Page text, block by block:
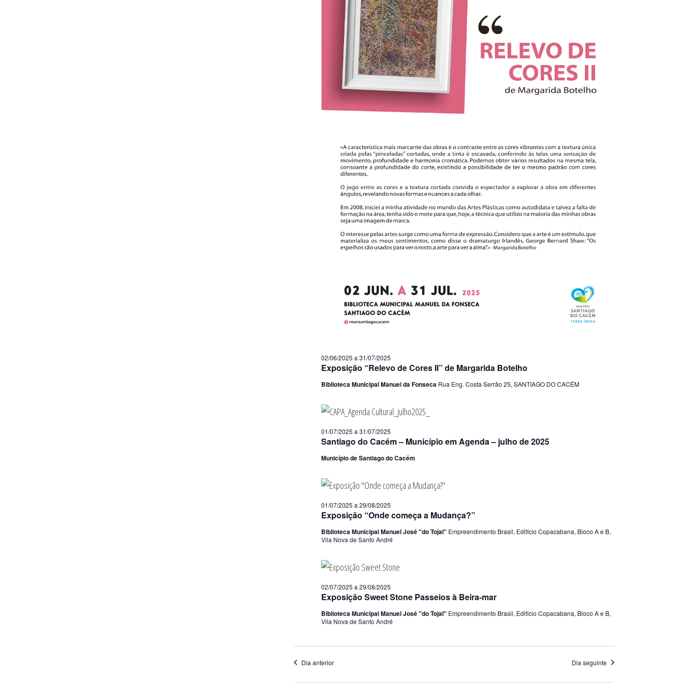
Exposição “Relevo de Cores II” de Margarida Botelho
02/06/2025 a 31/07/2025
Biblioteca Municipal Manuel da Fonseca Rua Eng. Costa Serrão 25, SANTIAGO DO CACÉM
Santiago do Cacém – Município em Agenda – julho de 2025
01/07/2025 a 31/07/2025
Município de Santiago do Cacém
Exposição “Onde começa a Mudança?”
01/07/2025 a 29/08/2025
Biblioteca Municipal Manuel José "do Tojal" Empreendimento Brasil, Edifício Copacabana, Bloco A e B,
Vila Nova de Santo André
Exposição Sweet Stone Passeios à Beira-mar
02/07/2025 a 29/08/2025
Biblioteca Municipal Manuel José "do Tojal" Empreendimento Brasil, Edifício Copacabana, Bloco A e B,
Vila Nova de Santo André
Dia anterior Dia seguinte